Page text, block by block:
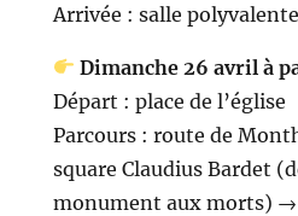
Arrivée : salle polyvalente
Dimanche 26 avril à
Départ : place de l’église
Parcours : route de
square Claudius Bardet
monument aux morts) →